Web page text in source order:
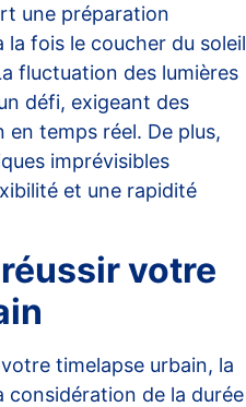
une préparation
fois le coucher du soleil
fluctuation des lumières
défi, exigeant des
en temps réel. De plus,
imprévisibles
et une rapidité
votre
timelapse urbain, la
considération de la durée